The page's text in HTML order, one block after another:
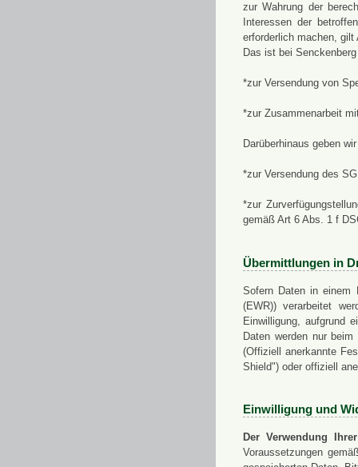
zur Wahrung der
Interessen der
erforderlich machen,
Das ist bei
*zur Versendung von
*zur Zusammenarbeit
Darüberhinaus geben
*zur Versendung des
*zur
gemäß Art 6 Abs. 1 f
Übermittlungen in
Sofern Daten in einem
(EWR)) verarbeitet
Einwilligung, aufgrund
Daten werden nur
(Offiziell anerkannte
Shield") oder offiziell
Einwilligung und
Der Verwendung
Voraussetzungen